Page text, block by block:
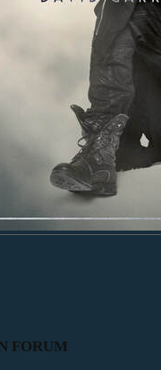
FORUM